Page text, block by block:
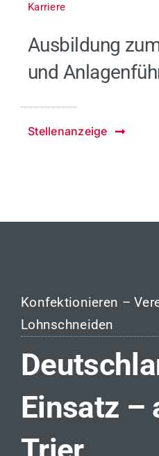
Karriere
Ausbildung
und
Stellenanzeige
Konfektionieren –
Lohnschneiden
Einsatz –